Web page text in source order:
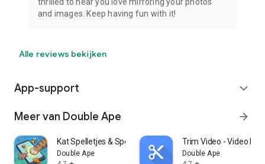
and images. Keep having fun with it!
Alle reviews bekijken
App-support expand_more
Meer van Double Ape arrow_forward
Kat Spelletjes & Speelgoed
Double Ape
Trim Video - Video
Double Ape